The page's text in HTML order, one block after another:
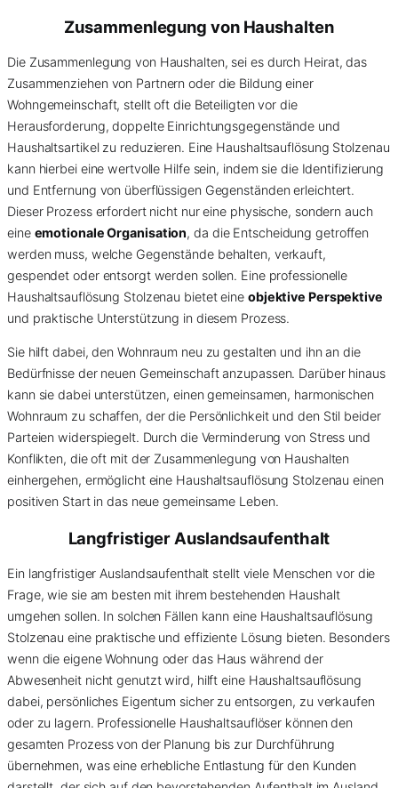
Zusammenlegung von Haushalten
Die Zusammenlegung von Haushalten, sei es durch Heirat, das
Zusammenziehen von Partnern oder die Bildung einer
Wohngemeinschaft, stellt oft die Beteiligten vor die
Herausforderung, doppelte Einrichtungsgegenstände und
Haushaltsartikel zu reduzieren. Eine Haushaltsauflösung Stolzenau
kann hierbei eine wertvolle Hilfe sein, indem sie die Identifizierung
und Entfernung von überflüssigen Gegenständen erleichtert.
Dieser Prozess erfordert nicht nur eine physische, sondern auch
eine emotionale Organisation, da die Entscheidung getroffen
werden muss, welche Gegenstände behalten, verkauft,
gespendet oder entsorgt werden sollen. Eine professionelle
Haushaltsauflösung Stolzenau bietet eine objektive Perspektive
und praktische Unterstützung in diesem Prozess.
Sie hilft dabei, den Wohnraum neu zu gestalten und ihn an die
Bedürfnisse der neuen Gemeinschaft anzupassen. Darüber hinaus
kann sie dabei unterstützen, einen gemeinsamen, harmonischen
Wohnraum zu schaffen, der die Persönlichkeit und den Stil beider
Parteien widerspiegelt. Durch die Verminderung von Stress und
Konflikten, die oft mit der Zusammenlegung von Haushalten
einhergehen, ermöglicht eine Haushaltsauflösung Stolzenau einen
positiven Start in das neue gemeinsame Leben.
Langfristiger Auslandsaufenthalt
Ein langfristiger Auslandsaufenthalt stellt viele Menschen vor die
Frage, wie sie am besten mit ihrem bestehenden Haushalt
umgehen sollen. In solchen Fällen kann eine Haushaltsauflösung
Stolzenau eine praktische und effiziente Lösung bieten. Besonders
wenn die eigene Wohnung oder das Haus während der
Abwesenheit nicht genutzt wird, hilft eine Haushaltsauflösung
dabei, persönliches Eigentum sicher zu entsorgen, zu verkaufen
oder zu lagern. Professionelle Haushaltsauflöser können den
gesamten Prozess von der Planung bis zur Durchführung
übernehmen, was eine erhebliche Entlastung für den Kunden